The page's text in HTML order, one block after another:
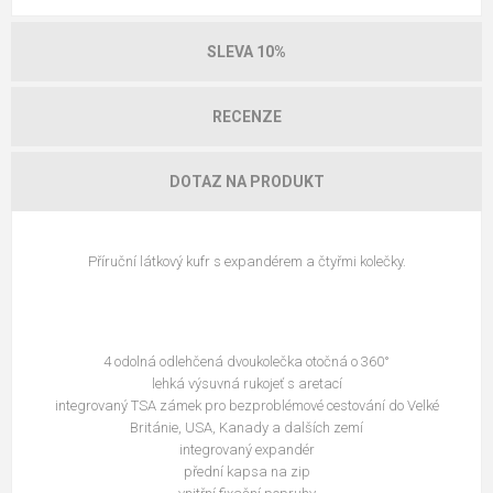
SLEVA 10%
RECENZE
DOTAZ NA PRODUKT
Příruční látkový kufr s expandérem a čtyřmi kolečky.
4 odolná odlehčená dvoukolečka otočná o 360°
lehká výsuvná rukojeť s aretací
integrovaný TSA zámek pro bezproblémové cestování do Velké
Británie, USA, Kanady a dalších zemí
integrovaný expandér
přední kapsa na zip